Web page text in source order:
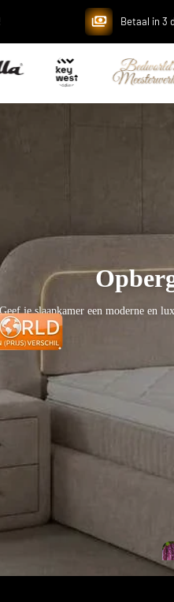
Betaal in 3
een lichte en elegante uitstraling in